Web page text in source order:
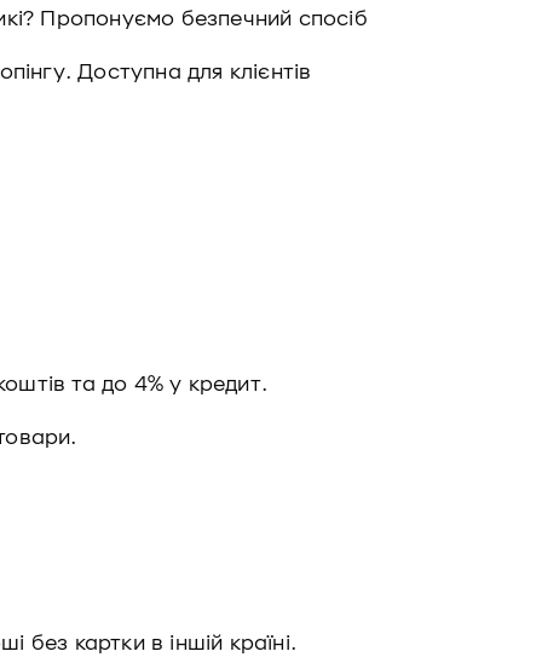
Пропонуємо безпечний спосіб
Доступна для клієнтів
та до 4% у кредит.
без картки в іншій країні.